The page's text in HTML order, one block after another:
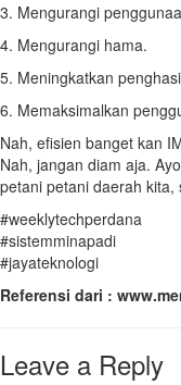
3. Mengurangi
4. Mengurangi hama.
5. Meningkatkan
6. Memaksimalkan
Nah, efisien banget kan
Nah, jangan diam aja.
petani petani daerah
#weeklytechperdana
#sistemminapadi
#jayateknologi
Referensi dari :
Leave a Reply